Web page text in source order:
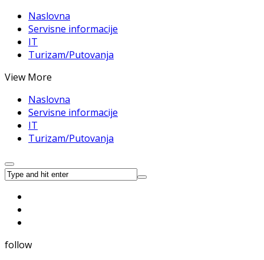
Naslovna
Servisne informacije
IT
Turizam/Putovanja
View More
Naslovna
Servisne informacije
IT
Turizam/Putovanja
follow